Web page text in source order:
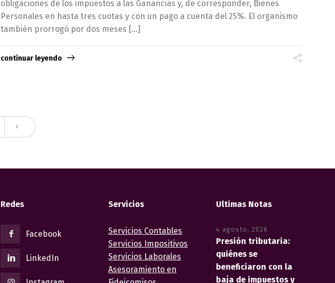
obligaciones de los impuestos a las Ganancias y, de corresponder, Bienes
Personales en hasta tres cuotas y con un pago a cuenta del 25%. El organismo
también prorrogó por dos meses […]
continuar leyendo
Redes
Facebook
LinkedIn
Servicios
Servicios Contables
Servicios Impositivos
Servicios Laborales
Asesoramiento en
Ultimas Notas
4 agosto, 2026
Presión tributaria:
quiénes se
beneficiaron con la
baja de impuestos y